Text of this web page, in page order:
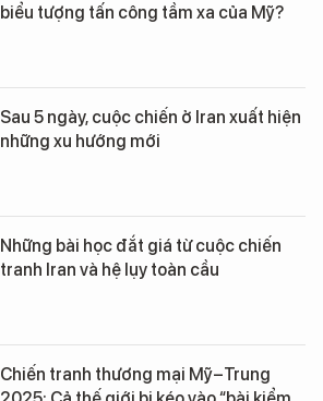
biểu tượng tấn công tầm xa của Mỹ?
Sau 5 ngày, cuộc chiến ở Iran xuất hiện
những xu hướng mới
Những bài học đắt giá từ cuộc chiến
tranh Iran và hệ lụy toàn cầu
Chiến tranh thương mại Mỹ–Trung